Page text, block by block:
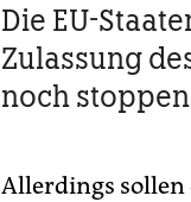
Die EU-
Zulassung
noch stoppen
Allerdings sollen